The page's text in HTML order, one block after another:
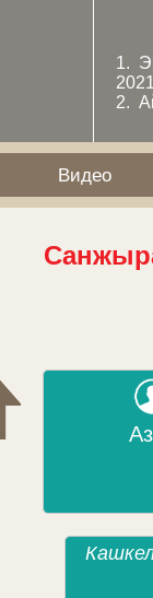
1.
2.
Видео